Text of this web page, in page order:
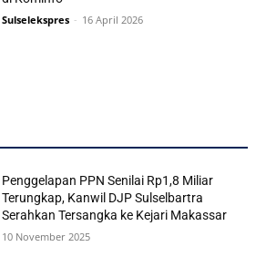
Sulselekspres - 16 April 2026
Penggelapan PPN Senilai Rp1,8 Miliar
Terungkap, Kanwil DJP Sulselbartra
Serahkan Tersangka ke Kejari Makassar
10 November 2025